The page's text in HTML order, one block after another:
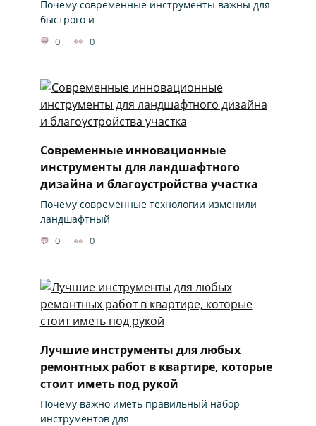
Почему современные инструменты важны для
быстрого и
0 0
Современные инновационные
инструменты для ландшафтного
дизайна и благоустройства участка
Почему современные технологии изменили
ландшафтный
0 0
Лучшие инструменты для любых
ремонтных работ в квартире, которые
стоит иметь под рукой
Почему важно иметь правильный набор
инструментов для